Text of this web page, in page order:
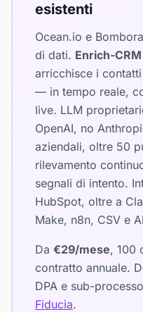
esistenti
Ocean.io e
di dati. Enrich-CRM
arricchisce i
— in tempo reale,
live. LLM
OpenAI, no
aziendali, oltre 50
rilevamento
segnali di intento.
HubSpot, oltre a
Make, n8n, CSV e
Da €29/mese, 100
contratto annuale.
DPA e sub-
Fiducia.